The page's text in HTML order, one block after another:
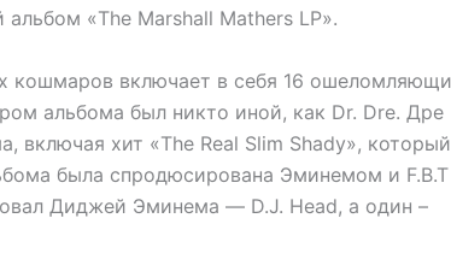
«The Marshall Mathers LP».
кошмаров включает в себя 16
альбома был никто иной, как Dr. Dre. Дре
включая хит «The Real Slim Shady»,
была спродюсирована Эминемом и F.B.T
Диджей Эминема — D.J. Head, а один –